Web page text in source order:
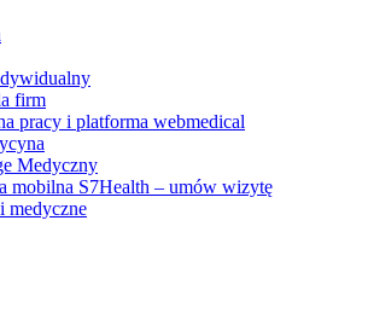
firm
pracy i platforma webmedical
Medyczny
mobilna S7Health – umów wizytę
medyczne